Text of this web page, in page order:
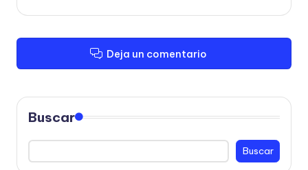
Deja un comentario
Buscar
Buscar